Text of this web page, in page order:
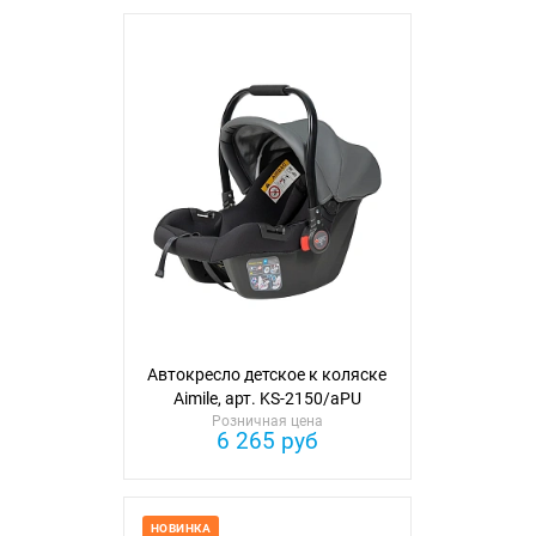
Автокресло детское к коляске
Aimile, арт. KS-2150/aPU
(экокожа)
Розничная цена
6 265 руб
НОВИНКА